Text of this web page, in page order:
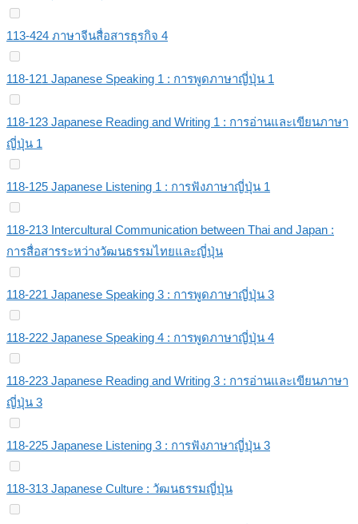
113-424 ภาษาจีนสื่อสารธุรกิจ 4
118-121 Japanese Speaking 1 : การพูดภาษาญี่ปุ่น 1
118-123 Japanese Reading and Writing 1 : การอ่านและเขียนภาษา
ญี่ปุ่น 1
118-125 Japanese Listening 1 : การฟังภาษาญี่ปุ่น 1
118-213 Intercultural Communication between Thai and Japan :
การสื่อสารระหว่างวัฒนธรรมไทยและญี่ปุ่น
118-221 Japanese Speaking 3 : การพูดภาษาญี่ปุ่น 3
118-222 Japanese Speaking 4 : การพูดภาษาญี่ปุ่น 4
118-223 Japanese Reading and Writing 3 : การอ่านและเขียนภาษา
ญี่ปุ่น 3
118-225 Japanese Listening 3 : การฟังภาษาญี่ปุ่น 3
118-313 Japanese Culture : วัฒนธรรมญี่ปุ่น